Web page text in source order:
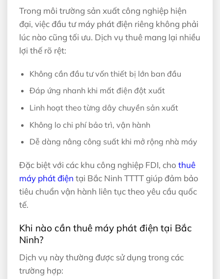
Trong môi trường sản xuất công nghiệp hiện
đại, việc đầu tư máy phát điện riêng không phải
lúc nào cũng tối ưu. Dịch vụ thuê mang lại nhiều
lợi thế rõ rệt:
Không cần đầu tư vốn thiết bị lớn ban đầu
Đáp ứng nhanh khi mất điện đột xuất
Linh hoạt theo từng dây chuyền sản xuất
Không lo chi phí bảo trì, vận hành
Dễ dàng nâng công suất khi mở rộng nhà máy
Đặc biệt với các khu công nghiệp FDI, cho thuê
máy phát điện tại Bắc Ninh TTTT giúp đảm bảo
tiêu chuẩn vận hành liên tục theo yêu cầu quốc
tế.
Khi nào cần thuê máy phát điện tại Bắc
Ninh?
Dịch vụ này thường được sử dụng trong các
trường hợp: